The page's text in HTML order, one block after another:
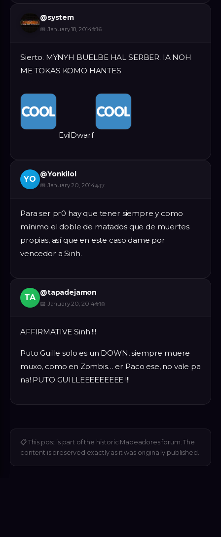
@system
📅 January 18, 2014#16
Sierto. MYNYH BUELBE HAL SERBER. IA NOH
ME TOKAS KOMO HANTES
EvilDwarf
YO
@Yonkilol
📅 January 20, 2014#17
Para ser pr0 hay que tener siempre y como
mínimo el doble de matados que de muertes
propias, así que en este caso dame por
vencedor a Sinh.
TA
@tapadejamon
📅 January 20, 2014#18
AFFIRMATIVE Sinh !!!
Puto Guille solo es un DOWN, siempre muere
muxo, como en Zombis… er Paco ese, no vale pa
na! PUTO GUILLEEEEEEEEE !!!
📋 This post is part of the historic Mapeadores forum. The
content is preserved exactly as it was originally published.